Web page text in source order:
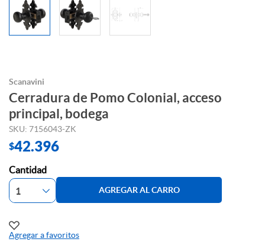
Scanavini
Cerradura de Pomo Colonial, acceso
principal, bodega
SKU: 7156043-ZK
$42.396
Cantidad
AGREGAR AL CARRO
Agregar a favoritos